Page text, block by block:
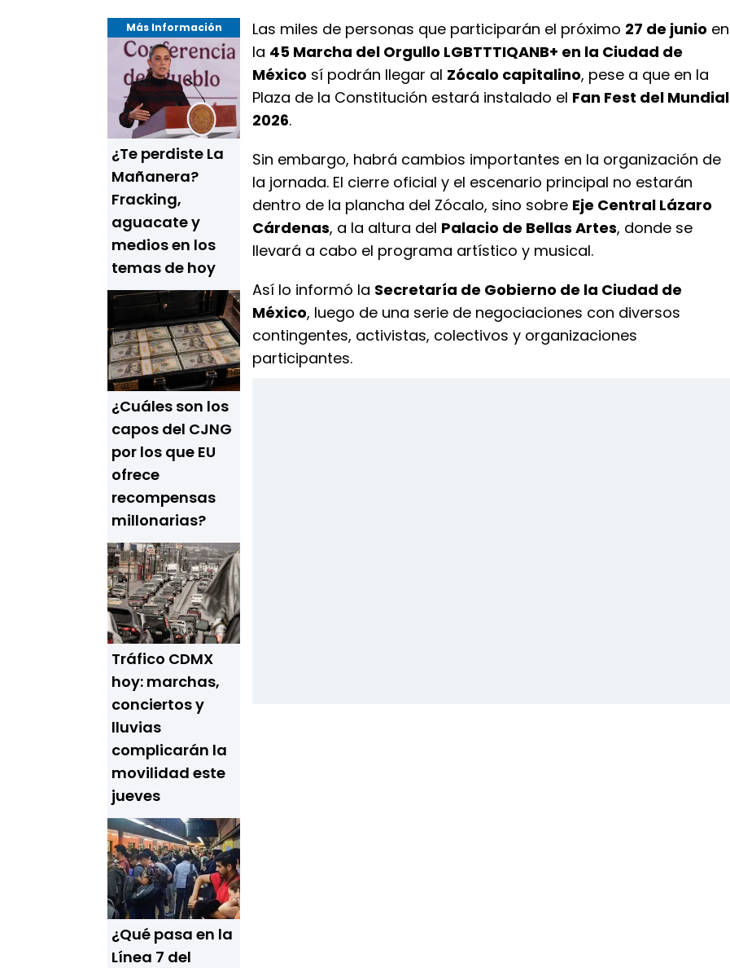
Más Información
¿Te perdiste La
Mañanera?
Fracking,
aguacate y
medios en los
temas de hoy
¿Cuáles son los
capos del CJNG
por los que EU
ofrece
recompensas
millonarias?
Tráfico CDMX
hoy: marchas,
conciertos y
lluvias
complicarán la
movilidad este
jueves
¿Qué pasa en la
Línea 7 del
Las miles de personas que participarán el próximo 27 de junio en
la 45 Marcha del Orgullo LGBTTTIQANB+ en la Ciudad de
México sí podrán llegar al Zócalo capitalino, pese a que en la
Plaza de la Constitución estará instalado el Fan Fest del Mundial
2026.
Sin embargo, habrá cambios importantes en la organización de
la jornada. El cierre oficial y el escenario principal no estarán
dentro de la plancha del Zócalo, sino sobre Eje Central Lázaro
Cárdenas, a la altura del Palacio de Bellas Artes, donde se
llevará a cabo el programa artístico y musical.
Así lo informó la Secretaría de Gobierno de la Ciudad de
México, luego de una serie de negociaciones con diversos
contingentes, activistas, colectivos y organizaciones
participantes.